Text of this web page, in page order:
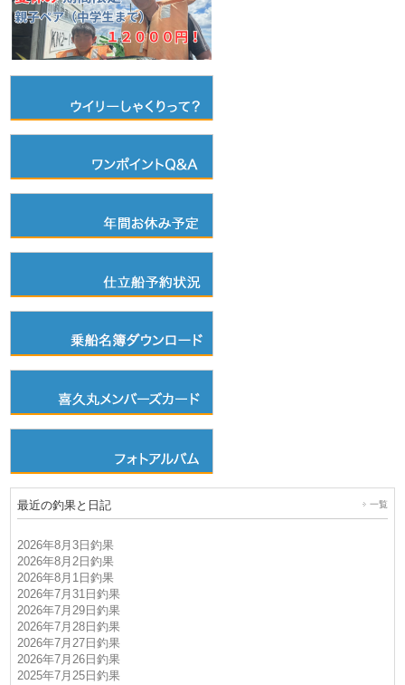
最近の釣果と日記 一覧
2026年8月3日釣果
2026年8月2日釣果
2026年8月1日釣果
2026年7月31日釣果
2026年7月29日釣果
2026年7月28日釣果
2026年7月27日釣果
2026年7月26日釣果
2025年7月25日釣果